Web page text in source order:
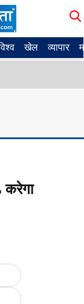
खेल व्यापार
करेगा